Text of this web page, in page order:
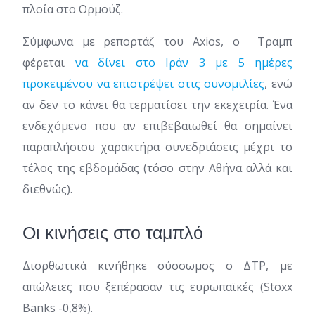
πλοία στο Ορμούζ.
Σύμφωνα με ρεπορτάζ του Axios, ο Τραμπ
φέρεται να δίνει στο Ιράν 3 με 5 ημέρες
προκειμένου να επιστρέψει στις συνομιλίες, ενώ
αν δεν το κάνει θα τερματίσει την εκεχειρία. Ένα
ενδεχόμενο που αν επιβεβαιωθεί θα σημαίνει
παραπλήσιου χαρακτήρα συνεδριάσεις μέχρι το
τέλος της εβδομάδας (τόσο στην Αθήνα αλλά και
διεθνώς).
Οι κινήσεις στο ταμπλό
Διορθωτικά κινήθηκε σύσσωμος ο ΔΤΡ, με
απώλειες που ξεπέρασαν τις ευρωπαϊκές (Stoxx
Banks -0,8%).